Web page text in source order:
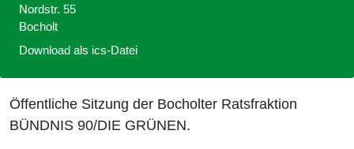
Öffentliche Sitzung der Bocholter Ratsfraktion
BÜNDNIS 90/DIE GRÜNEN.
Nordstr. 55
Bocholt
Download als ics-Datei